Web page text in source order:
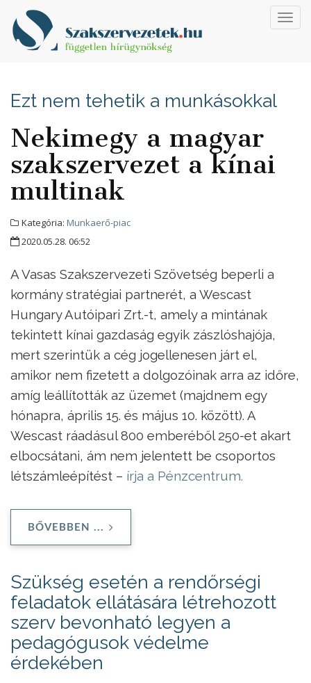
Ezt nem tehetik a munkásokkal
Nekimegy a magyar
szakszervezet a kínai
multinak
Kategória: Munkaerő-piac
2020.05.28. 06:52
A Vasas Szakszervezeti Szövetség beperli a
kormány stratégiai partnerét, a Wescast
Hungary Autóipari Zrt.-t, amely a mintának
tekintett kínai gazdaság egyik zászlóshajója,
mert szerintük a cég jogellenesen járt el,
amikor nem fizetett a dolgozóinak arra az időre,
amíg leállították az üzemet (majdnem egy
hónapra, április 15. és május 10. között). A
Wescast ráadásul 800 emberéből 250-et akart
elbocsátani, ám nem jelentett be csoportos
létszámleépítést – írja a Pénzcentrum.
BŐVEBBEN ...
Szükség esetén a rendőrségi
feladatok ellátására létrehozott
szerv bevonható legyen a
pedagógusok védelme
érdekében